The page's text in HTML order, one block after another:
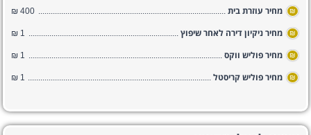
₪ מחיר עוזרת בית 400 ₪
₪ מחיר ניקיון דירה לאחר שיפוץ 1 ₪
₪ מחיר פוליש ווקס 1 ₪
₪ מחיר פוליש קריסטל 1 ₪